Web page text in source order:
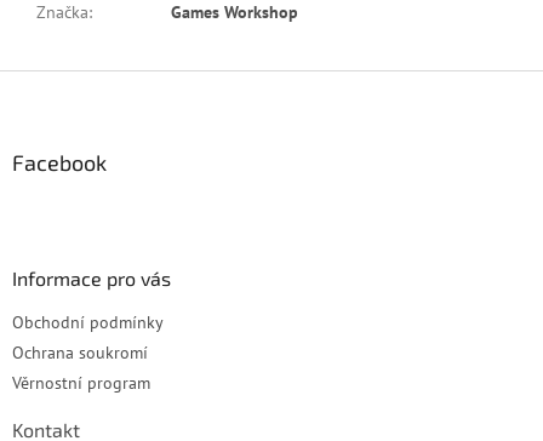
Značka: Games Workshop
Facebook
Informace pro vás
Obchodní podmínky
Ochrana soukromí
Věrnostní program
Kontakt